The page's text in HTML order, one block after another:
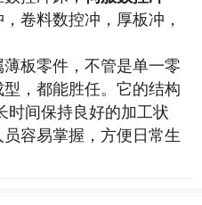
卷料数控冲，厚板冲，
板零件，不管是单一零
，都能胜任。它的结构
时间保持良好的加工状
容易掌握，方便日常生